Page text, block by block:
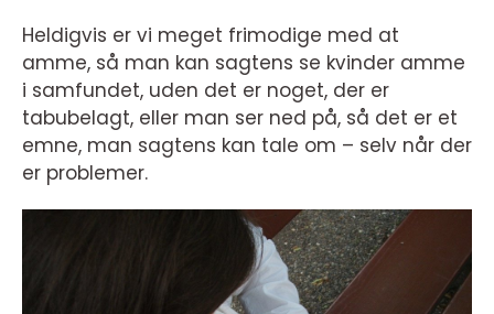
Heldigvis er vi meget frimodige med at
amme, så man kan sagtens se kvinder amme
i samfundet, uden det er noget, der er
tabubelagt, eller man ser ned på, så det er et
emne, man sagtens kan tale om – selv når der
er problemer.